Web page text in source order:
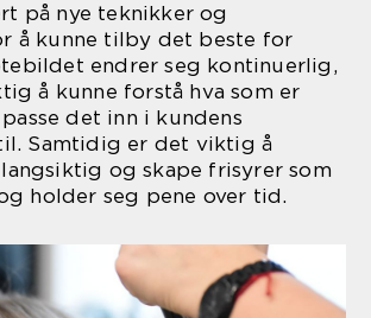
på nye teknikker og
å kunne tilby det beste for
endrer seg kontinuerlig,
å kunne forstå hva som er
det inn i kundens
Samtidig er det viktig å
og skape frisyrer som
holder seg pene over tid.